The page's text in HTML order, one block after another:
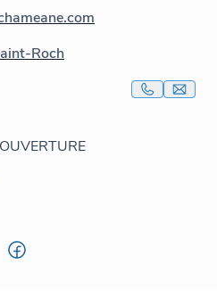
Roch